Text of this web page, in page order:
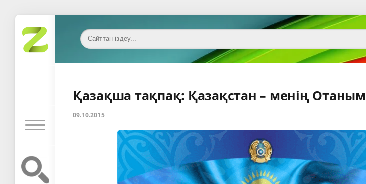
Қазақша тақпақ: Қазақстан – менің Отаным
09.10.2015